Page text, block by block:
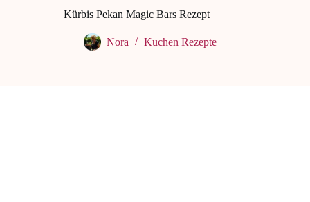
Kürbis Pekan Magic Bars Rezept
Nora Kuchen Rezepte